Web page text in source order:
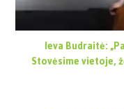
Ieva Budraitė:
Stovėsime vietoje,